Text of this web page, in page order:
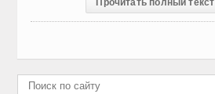
Прочитать полный текст